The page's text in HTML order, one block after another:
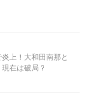
上！大和田南那と
在は破局？